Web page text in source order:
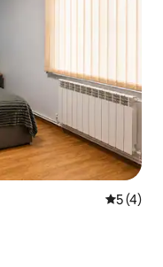
平均评分
5 (4)